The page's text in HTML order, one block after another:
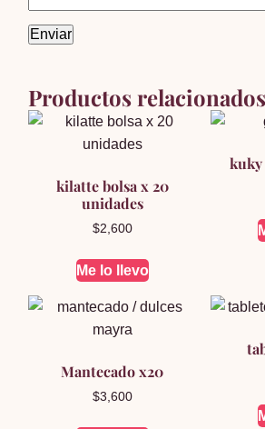
Productos relacionados
kilatte bolsa x 20
unidades
$2,600
Me lo llevo
kuky
Mantecado x20
$3,600